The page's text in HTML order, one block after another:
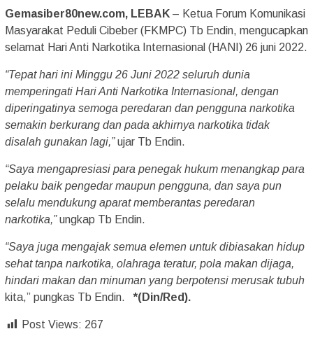
Gemasiber80new.com, LEBAK – Ketua Forum Komunikasi
Masyarakat Peduli Cibeber (FKMPC) Tb Endin, mengucapkan
selamat Hari Anti Narkotika Internasional (HANI) 26 juni 2022.
“Tepat hari ini Minggu 26 Juni 2022 seluruh dunia
memperingati Hari Anti Narkotika Internasional, dengan
diperingatinya semoga peredaran dan pengguna narkotika
semakin berkurang dan pada akhirnya narkotika tidak
disalah gunakan lagi,”ujar Tb Endin.
“Saya mengapresiasi para penegak hukum menangkap para
pelaku baik pengedar maupun pengguna, dan saya pun
selalu mendukung aparat memberantas peredaran
narkotika,”ungkap Tb Endin.
“Saya juga mengajak semua elemen untuk dibiasakan hidup
sehat tanpa narkotika, olahraga teratur, pola makan dijaga,
hindari makan dan minuman yang berpotensi merusak tubuh
kita,” pungkas Tb Endin.*(Din/Red).
Post Views: 267